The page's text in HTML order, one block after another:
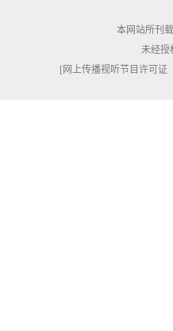
本网站所刊
未经授
[网上传播视听节目许可证